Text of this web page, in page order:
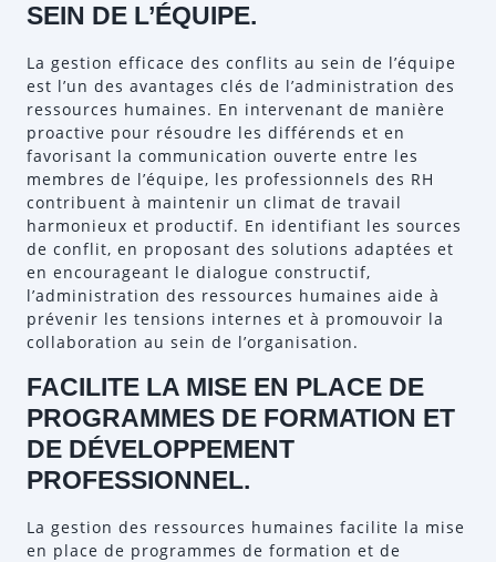
SEIN DE L’ÉQUIPE.
La gestion efficace des conflits au sein de l’équipe
est l’un des avantages clés de l’administration des
ressources humaines. En intervenant de manière
proactive pour résoudre les différends et en
favorisant la communication ouverte entre les
membres de l’équipe, les professionnels des RH
contribuent à maintenir un climat de travail
harmonieux et productif. En identifiant les sources
de conflit, en proposant des solutions adaptées et
en encourageant le dialogue constructif,
l’administration des ressources humaines aide à
prévenir les tensions internes et à promouvoir la
collaboration au sein de l’organisation.
FACILITE LA MISE EN PLACE DE
PROGRAMMES DE FORMATION ET
DE DÉVELOPPEMENT
PROFESSIONNEL.
La gestion des ressources humaines facilite la mise
en place de programmes de formation et de